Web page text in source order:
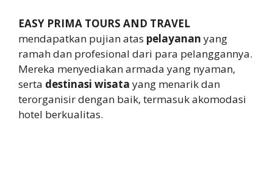
EASY PRIMA TOURS AND TRAVEL
mendapatkan pujian atas pelayanan yang
ramah dan profesional dari para pelanggannya.
Mereka menyediakan armada yang nyaman,
serta destinasi wisata yang menarik dan
terorganisir dengan baik, termasuk akomodasi
hotel berkualitas.